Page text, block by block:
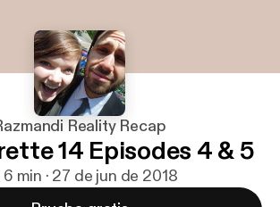
Reality Recap
14 Episodes 4 & 5
6 min · 27 de jun de 2018